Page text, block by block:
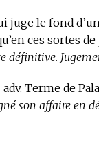
juge le fond
ces sortes
définitive.
adv. Terme de
son affaire en